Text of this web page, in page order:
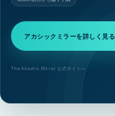
アカシックミラーを詳しく見る
The Akashic Mirror 公式サイトへ